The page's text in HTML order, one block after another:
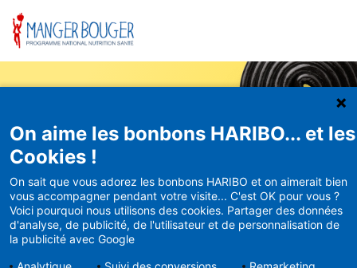
Newsletter
HARIBO
Recevez en avant-première nos
bons plans et actualités
On aime les bonbons HARIBO... et les
Cookies !
On sait que vous adorez les bonbons HARIBO et on aimerait bien
vous accompagner pendant votre visite... C'est OK pour vous ?
Voici pourquoi nous utilisons des cookies. Partager des données
d'analyse, de publicité, de l'utilisateur et de personnalisation de
la publicité avec Google